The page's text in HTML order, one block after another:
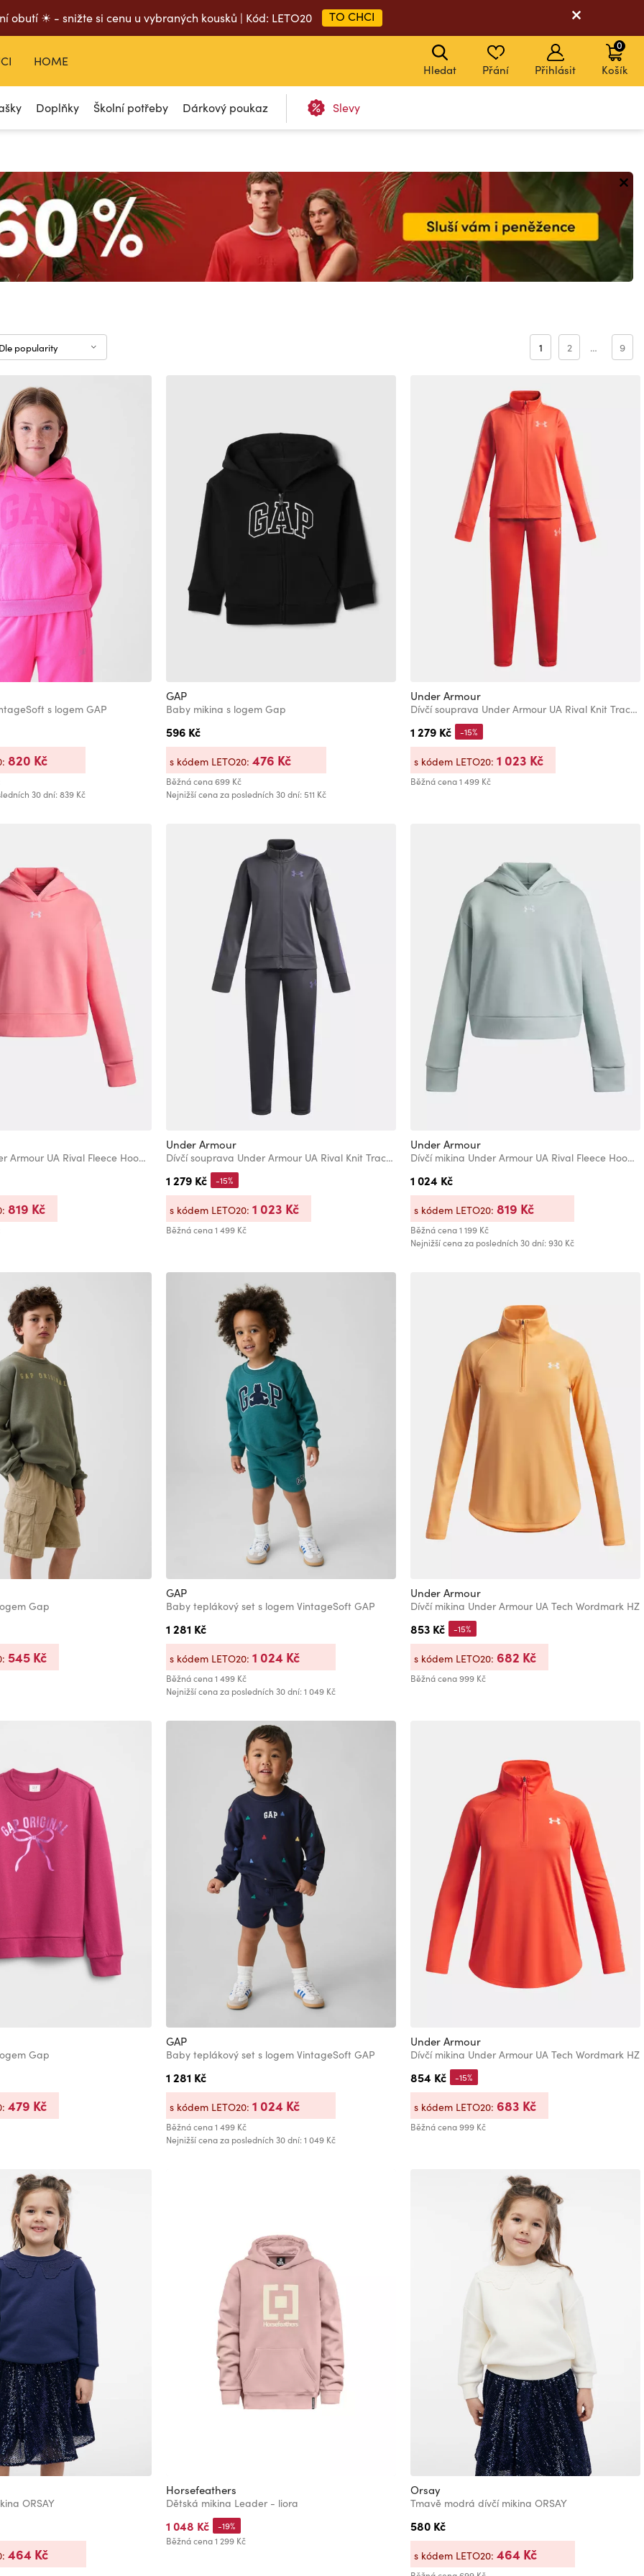
obutí ☀ - snižte si cenu u vybraných kousků | Kód: LETO20 TO CHCI
Doplňky Školní potřeby Dárkový poukaz Slevy
HOME
Hledat Přání Přihlásit Košík
0
Dle popularity 1 2 … 9
s logem GAP
30 dní: 839 Kč
820 Kč
GAP
Baby mikina s logem Gap
596 Kč
Běžná cena 699 Kč
Nejnižší cena za posledních 30 dní: 511 Kč
s kódem LETO20: 476 Kč
Under Armour
Dívčí souprava Under Armour UA Rival Knit Track Suit
1 279 Kč
Běžná cena1 499 Kč
-15%
s kódem LETO20: 1 023 Kč
Dívčí mikina Under Armour UA Rival Fleece Hoodie-PNK
819 Kč
Under Armour
Dívčí souprava Under Armour UA Rival Knit Track Suit
1 279 Kč
Běžná cena 1 499 Kč
-15%
s kódem LETO20: 1 023 Kč
Under Armour
Dívčí mikina Under Armour UA Rival Fleece Hoodie-BLU
1 024 Kč
Běžná cena1 199 Kč
Nejnižší cena za posledních 30 dní: 930 Kč
s kódem LETO20: 819 Kč
Gap
545 Kč
GAP
Baby teplákový set s logem VintageSoft GAP
1 281 Kč
Běžná cena 1 499 Kč
Nejnižší cena za posledních 30 dní: 1 049 Kč
s kódem LETO20: 1 024 Kč
Under Armour
Dívčí mikina Under Armour UA Tech Wordmark HZ
853 Kč
Běžná cena999 Kč
-15%
s kódem LETO20: 682 Kč
Gap
479 Kč
GAP
Baby teplákový set s logem VintageSoft GAP
1 281 Kč
Běžná cena 1 499 Kč
Nejnižší cena za posledních 30 dní: 1 049 Kč
s kódem LETO20: 1 024 Kč
Under Armour
Dívčí mikina Under Armour UA Tech Wordmark HZ
854 Kč
Běžná cena999 Kč
-15%
s kódem LETO20: 683 Kč
ORSAY
464 Kč
Horsefeathers
Dětská mikina Leader - liora
1 048 Kč
Běžná cena 1 299 Kč
-19%
Orsay
Tmavě modrá dívčí mikina ORSAY
580 Kč
s kódem LETO20: 464 Kč